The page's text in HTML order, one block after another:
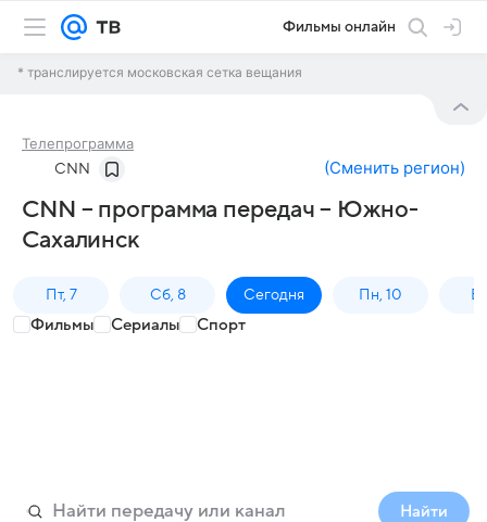
Фильмы онлайн
* транслируется московская сетка вещания
Телепрограмма
CNN (Сменить регион)
CNN – программа передач – Южно-
Сахалинск
Пт, 7 Сб, 8 Сегодня Пн, 10
Фильмы Сериалы Спорт
Найти